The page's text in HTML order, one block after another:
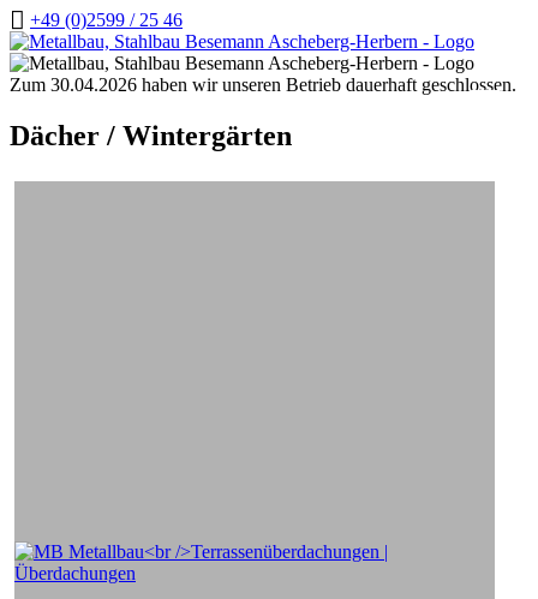
+49 (0)2599 / 25 46
Zum
Inhalt
springen
Zum
Inhalt
Zum 30.04.2026 haben wir unseren Betrieb dauerhaft geschlossen.
Dächer / Wintergärten